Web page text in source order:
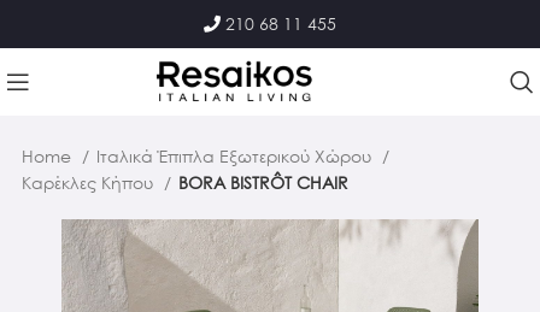
210 68 11 455
Home
Ιταλικά Έπιπλα Εξωτερικού Χώρου
Καρέκλες Κήπου
BORA BISTRÔT CHAIR